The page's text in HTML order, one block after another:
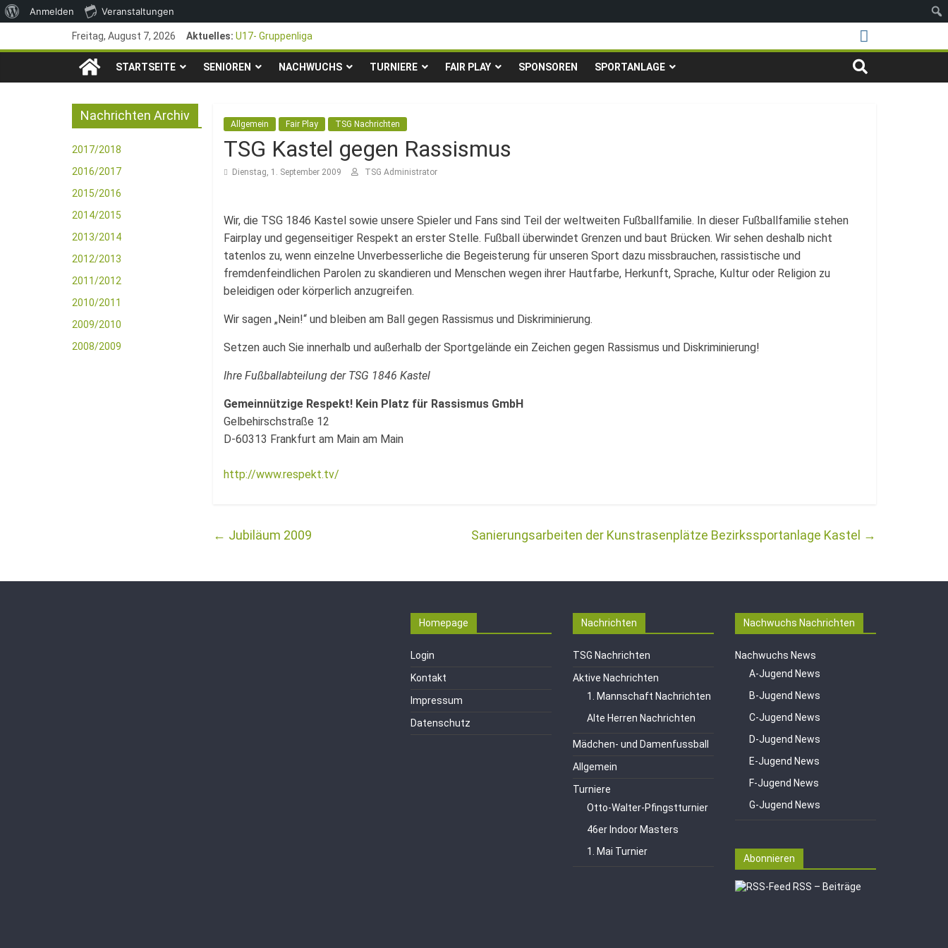
Über
Anmelden Veranstaltungen
Inhalt
Freitag, August 7, 2026 Aktuelles: U17- Gruppenliga
*U17-Junioren steigen in die Gruppenliga auf*
47. Otto Walter Pfingstturnier der TSG Kastel
1. Mai – Charity-Fußballturnier für Hobbymannschaften
TSG
1846
e.V.
Mainz-
Kastel
STARTSEITE SENIOREN NACHWUCHS TURNIERE FAIR PLAY SPONSOREN SPORTANLAGE
Allgemein Fair Play TSG Nachrichten
TSG Kastel gegen Rassismus
Dienstag, 1. September 2009 TSG Administrator
Wir, die TSG 1846 Kastel sowie unsere Spieler und Fans sind Teil der weltweiten Fußballfamilie. In dieser Fußballfamilie stehen
Fairplay und gegenseitiger Respekt an erster Stelle. Fußball überwindet Grenzen und baut Brücken. Wir sehen deshalb nicht
tatenlos zu, wenn einzelne Unverbesserliche die Begeisterung für unseren Sport dazu missbrauchen, rassistische und
fremdenfeindlichen Parolen zu skandieren und Menschen wegen ihrer Hautfarbe, Herkunft, Sprache, Kultur oder Religion zu
beleidigen oder körperlich anzugreifen.
Wir sagen „Nein!“ und bleiben am Ball gegen Rassismus und Diskriminierung.
Setzen auch Sie innerhalb und außerhalb der Sportgelände ein Zeichen gegen Rassismus und Diskriminierung!
Ihre Fußballabteilung der TSG 1846 Kastel
Gemeinnützige Respekt! Kein Platz für Rassismus GmbH
Gelbehirschstraße 12
D-60313 Frankfurt am Main am Main
http://www.respekt.tv/
← Jubiläum 2009 Sanierungsarbeiten der Kunstrasenplätze Bezirkssportanlage Kastel →
Nachrichten Archiv
2017/2018
2016/2017
2015/2016
2014/2015
2013/2014
2012/2013
2011/2012
2010/2011
2009/2010
2008/2009
Homepage
Login
Kontakt
Impressum
Datenschutz
Nachrichten
TSG Nachrichten
Aktive Nachrichten
1. Mannschaft Nachrichten
Alte Herren Nachrichten
Mädchen- und Damenfussball
Allgemein
Turniere
Otto-Walter-Pfingstturnier
46er Indoor Masters
1. Mai Turnier
Nachwuchs Nachrichten
Nachwuchs News
A-Jugend News
B-Jugend News
C-Jugend News
D-Jugend News
E-Jugend News
F-Jugend News
G-Jugend News
Abonnieren
RSS – Beiträge